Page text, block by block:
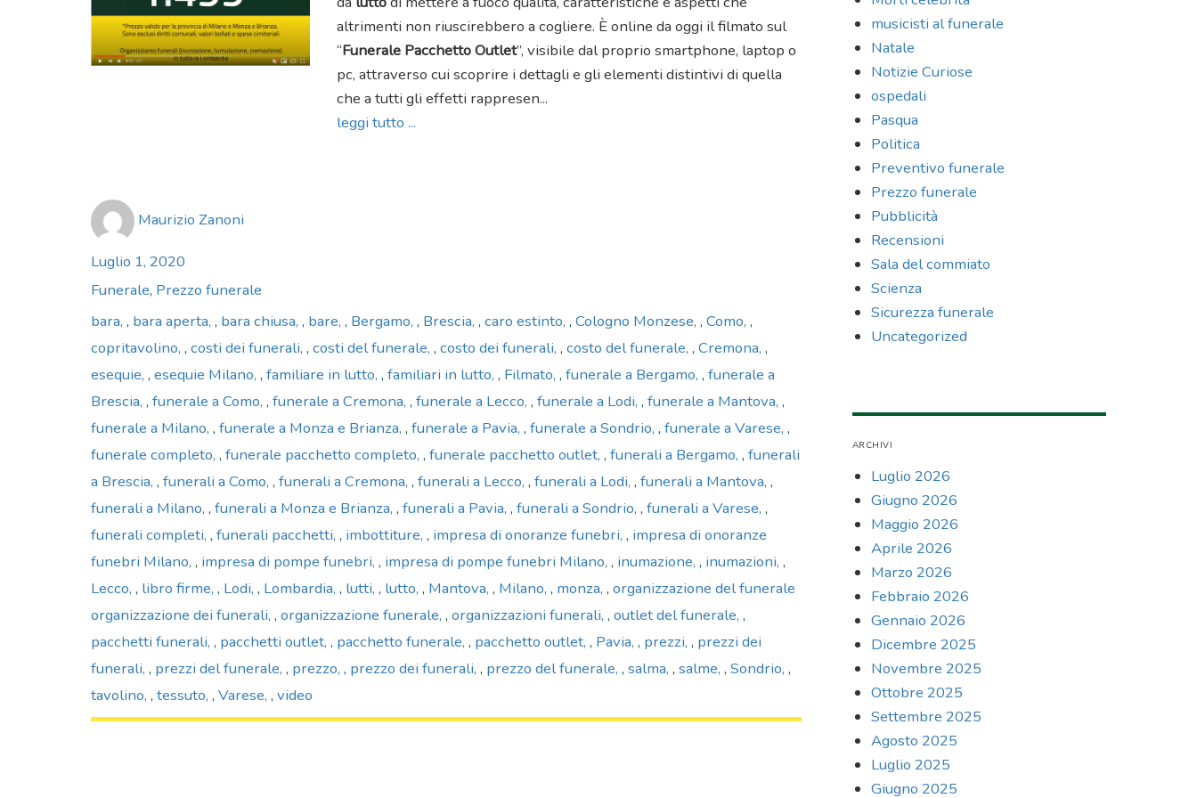
altrimenti non riuscirebbero a cogliere. È online da oggi il filmato sul
“Funerale Pacchetto Outlet”, visibile dal proprio smartphone, laptop o
pc, attraverso cui scoprire i dettagli e gli elementi distintivi di quella
che a tutti gli effetti rappresen...
leggi tutto ...
Maurizio Zanoni
Posted
on
Luglio 1, 2020
Categories
Funerale, Prezzo funerale
Tags
bara , bara aperta , bara chiusa , bare , Bergamo , Brescia , caro estinto , Cologno Monzese , Como ,
copritavolino , costi dei funerali , costi del funerale , costo dei funerali , costo del funerale , Cremona ,
esequie , esequie Milano , familiare in lutto , familiari in lutto , Filmato , funerale a Bergamo , funerale a
Brescia , funerale a Como , funerale a Cremona , funerale a Lecco , funerale a Lodi , funerale a Mantova ,
funerale a Milano , funerale a Monza e Brianza , funerale a Pavia , funerale a Sondrio , funerale a Varese ,
funerale completo , funerale pacchetto completo , funerale pacchetto outlet , funerali a Bergamo , funerali
a Brescia , funerali a Como , funerali a Cremona , funerali a Lecco , funerali a Lodi , funerali a Mantova ,
funerali a Milano , funerali a Monza e Brianza , funerali a Pavia , funerali a Sondrio , funerali a Varese ,
funerali completi , funerali pacchetti , imbottiture , impresa di onoranze funebri , impresa di onoranze
funebri Milano , impresa di pompe funebri , impresa di pompe funebri Milano , inumazione , inumazioni ,
Lecco , libro firme , Lodi , Lombardia , lutti , lutto , Mantova , Milano , monza , organizzazione del funerale
organizzazione dei funerali , organizzazione funerale , organizzazioni funerali , outlet del funerale ,
pacchetti funerali , pacchetti outlet , pacchetto funerale , pacchetto outlet , Pavia , prezzi , prezzi dei
funerali , prezzi del funerale , prezzo , prezzo dei funerali , prezzo del funerale , salma , salme , Sondrio ,
tavolino , tessuto , Varese , video
musicisti al funerale
Natale
Notizie Curiose
ospedali
Pasqua
Politica
Preventivo funerale
Prezzo funerale
Pubblicità
Recensioni
Sala del commiato
Scienza
Sicurezza funerale
Uncategorized
ARCHIVI
Luglio 2026
Giugno 2026
Maggio 2026
Aprile 2026
Marzo 2026
Febbraio 2026
Gennaio 2026
Dicembre 2025
Novembre 2025
Ottobre 2025
Settembre 2025
Agosto 2025
Luglio 2025
Giugno 2025